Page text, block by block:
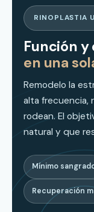
RINOPLASTIA
Función
en una
Remodelo la
alta frecuencia,
rodean. El
natural y que
Mínimo
Recuperación